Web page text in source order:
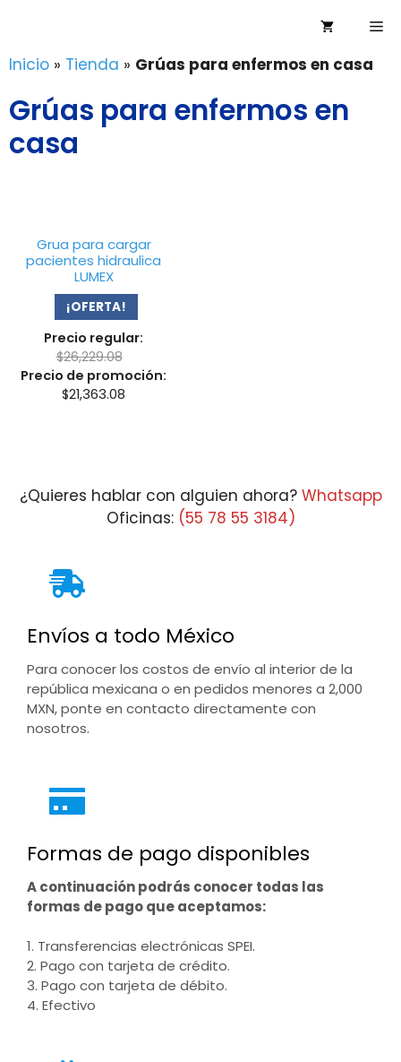
contenido
Inicio » Tienda » Grúas para enfermos en casa
Grúas para enfermos en
casa
Grua para cargar
pacientes hidraulica
LUMEX
¡OFERTA!
Precio regular:
$26,229.08
Precio de promoción:
$21,363.08
¿Quieres hablar con alguien ahora? Whatsapp
Oficinas: (55 78 55 3184)
Envíos a todo México
Para conocer los costos de envío al interior de la
república mexicana o en pedidos menores a 2,000
MXN, ponte en contacto directamente con
nosotros.
Formas de pago disponibles
A continuación podrás conocer todas las
formas de pago que aceptamos:
1. Transferencias electrónicas SPEI.
2. Pago con tarjeta de crédito.
3. Pago con tarjeta de débito.
4. Efectivo